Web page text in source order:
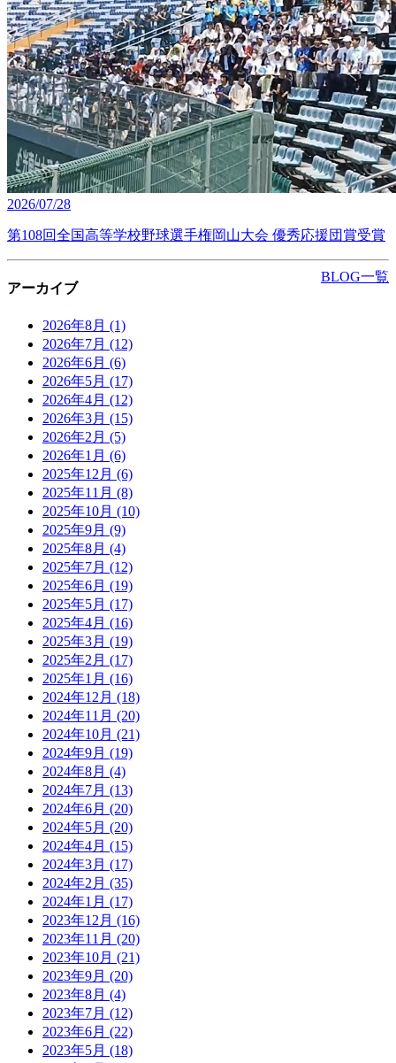
2026/07/28
第108回全国高等学校野球選手権岡山大会 優秀応援団賞受賞
BLOG一覧
アーカイブ
2026年8月 (1)
2026年7月 (12)
2026年6月 (6)
2026年5月 (17)
2026年4月 (12)
2026年3月 (15)
2026年2月 (5)
2026年1月 (6)
2025年12月 (6)
2025年11月 (8)
2025年10月 (10)
2025年9月 (9)
2025年8月 (4)
2025年7月 (12)
2025年6月 (19)
2025年5月 (17)
2025年4月 (16)
2025年3月 (19)
2025年2月 (17)
2025年1月 (16)
2024年12月 (18)
2024年11月 (20)
2024年10月 (21)
2024年9月 (19)
2024年8月 (4)
2024年7月 (13)
2024年6月 (20)
2024年5月 (20)
2024年4月 (15)
2024年3月 (17)
2024年2月 (35)
2024年1月 (17)
2023年12月 (16)
2023年11月 (20)
2023年10月 (21)
2023年9月 (20)
2023年8月 (4)
2023年7月 (12)
2023年6月 (22)
2023年5月 (18)